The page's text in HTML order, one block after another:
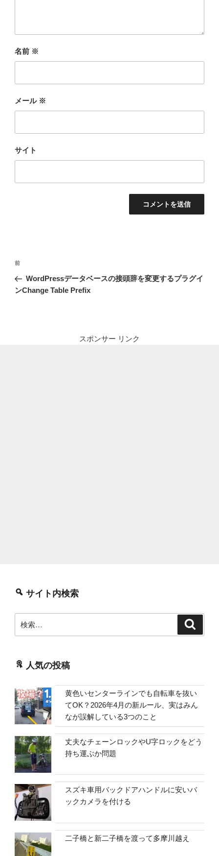
名前 ※
メール ※
サイト
投
ナ
前
の
投
前
WordPressデータベースの接頭辞を変更するプラグイ
ンChange Table Prefix
スポンサー リンク
サイト内検索
索:
人気の投稿
黄色いセンターラインでも自転車を抜い
てOK？2026年4月の新ルール、実はみん
なが誤解している3つのこと
丈夫なチェーンロックやU字ロックをどう
持ち運ぶか問題
スズキ車用バックドアハンドルに安いバ
ックカメラを付ける
二子橋と新二子橋を渡って多摩川越え